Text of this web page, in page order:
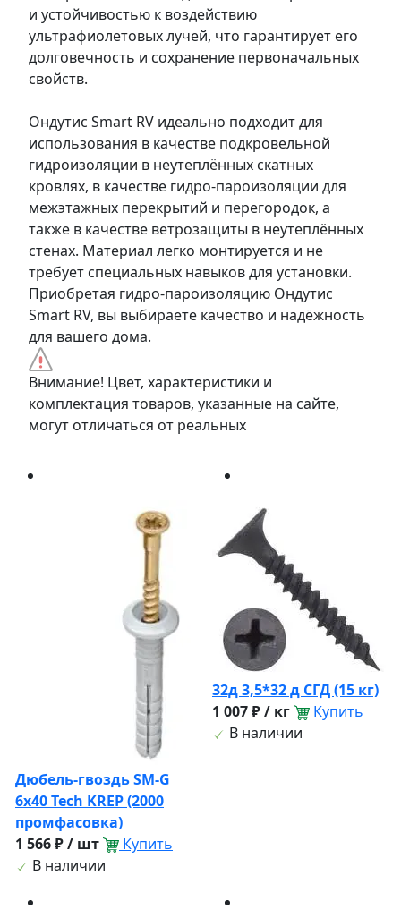
и устойчивостью к воздействию
ультрафиолетовых лучей, что гарантирует его
долговечность и сохранение первоначальных
свойств.
Ондутис Smart RV идеально подходит для
использования в качестве подкровельной
гидроизоляции в неутеплённых скатных
кровлях, в качестве гидро-пароизоляции для
межэтажных перекрытий и перегородок, а
также в качестве ветрозащиты в неутеплённых
стенах. Материал легко монтируется и не
требует специальных навыков для установки.
Приобретая гидро-пароизоляцию Ондутис
Smart RV, вы выбираете качество и надёжность
для вашего дома.
Внимание! Цвет, характеристики и
комплектация товаров, указанные на сайте,
могут отличаться от реальных
Дюбель-гвоздь SM-G
6x40 Tech KREP (2000
промфасовка)
1 566 ₽ / шт
Купить
В наличии
32д 3,5*32 д СГД (15 кг)
1 007 ₽ / кг
Купить
В наличии